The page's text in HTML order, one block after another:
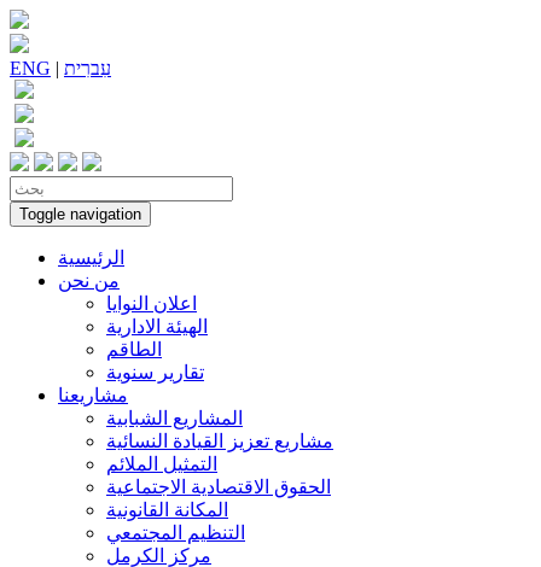
ENG | עִברִית
Toggle navigation
الرئيسية
من نحن
اعلان النوايا
الهيئة الادارية
الطاقم
تقارير سنوية
مشاريعنا
المشاريع الشبابية
مشاريع تعزيز القيادة النسائية
التمثيل الملائم
الحقوق الاقتصادية الاجتماعية
المكانة القانونية
التنظيم المجتمعي
مركز الكرمل